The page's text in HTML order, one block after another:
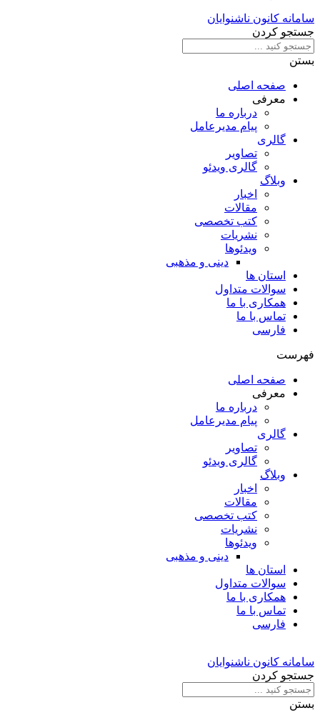
سامانه کانون ناشنوایان
جستجو کردن
بستن
صفحه اصلی
معرفی
درباره ما
پیام مدیرعامل
گالری
تصاویر
گالری ویدئو
وبلاگ
اخبار
مقالات
کتب تخصصی
نشریات
ویدئوها
دینی و مذهبی
استان ها
سوالات متداول
همکاری با ما
تماس با ما
فارسی
فهرست
صفحه اصلی
معرفی
درباره ما
پیام مدیرعامل
گالری
تصاویر
گالری ویدئو
وبلاگ
اخبار
مقالات
کتب تخصصی
نشریات
ویدئوها
دینی و مذهبی
استان ها
سوالات متداول
همکاری با ما
تماس با ما
فارسی
سامانه کانون ناشنوایان
جستجو کردن
بستن